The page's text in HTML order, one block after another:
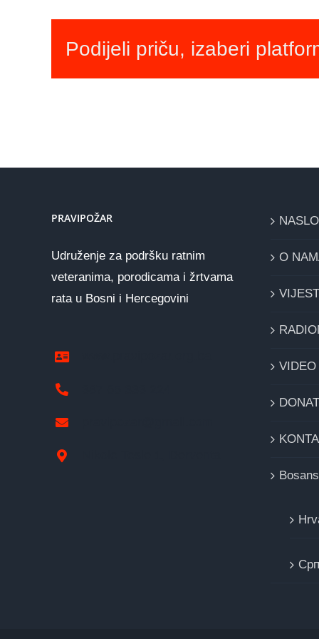
Podijeli priču, izaberi
PRAVIPOŽAR
Udruženje za podršku ratnim
veteranima, porodicama i žrtvama
rata u Bosni i Hercegovini
O
VIDEO